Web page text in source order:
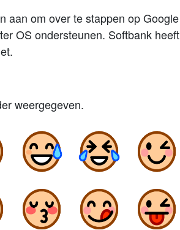
aan om over te stappen op Google
OS ondersteunen. Softbank heeft
weergegeven.